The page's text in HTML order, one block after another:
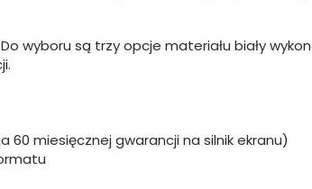
wyboru są trzy opcje materiału biały
miesięcznej gwarancji na silnik ekranu)